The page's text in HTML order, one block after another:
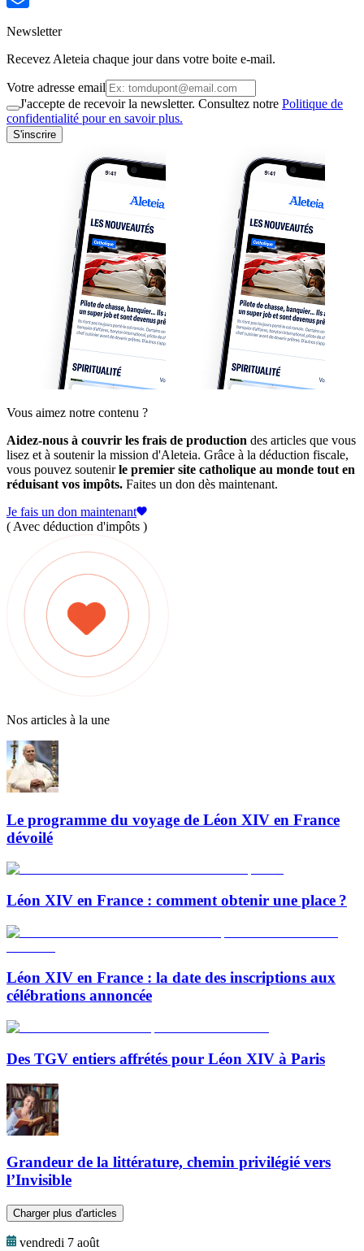
Newsletter
Recevez Aleteia chaque jour dans votre boite e-mail.
Votre adresse email
J'accepte de recevoir la newsletter. Consultez notre Politique de
confidentialité pour en savoir plus.
S'inscrire
Vous aimez notre contenu ?
Aidez-nous à couvrir les frais de production des articles que vous
lisez et à soutenir la mission d'Aleteia. Grâce à la déduction fiscale,
vous pouvez soutenirle premier site catholique au monde tout en
réduisant vos impôts. Faites un don dès maintenant.
Je fais un don maintenant
( Avec déduction d'impôts )
Nos articles à la une
Le programme du voyage de Léon XIV en France
dévoilé
Léon XIV en France : comment obtenir une place ?
Léon XIV en France : la date des inscriptions aux
célébrations annoncée
Des TGV entiers affrétés pour Léon XIV à Paris
Grandeur de la littérature, chemin privilégié vers
l’Invisible
Charger plus d'articles
vendredi 7 août